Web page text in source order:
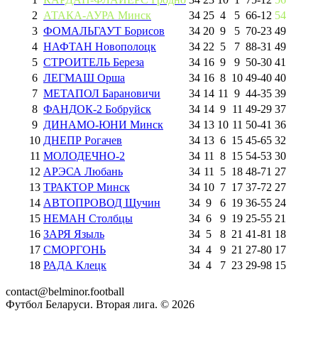
2 АТАКА-АУРА Минск 34 25 4 5 66-12 54
3 ФОМАЛЬГАУТ Борисов 34 20 9 5 70-23 49
4 НАФТАН Новополоцк 34 22 5 7 88-31 49
5 СТРОИТЕЛЬ Береза 34 16 9 9 50-30 41
6 ЛЕГМАШ Орша 34 16 8 10 49-40 40
7 МЕТАПОЛ Барановичи 34 14 11 9 44-35 39
8 ФАНДОК-2 Бобруйск 34 14 9 11 49-29 37
9 ДИНАМО-ЮНИ Минск 34 13 10 11 50-41 36
10 ДНЕПР Рогачев 34 13 6 15 45-65 32
11 МОЛОДЕЧНО-2 34 11 8 15 54-53 30
12 АРЭСА Любань 34 11 5 18 48-71 27
13 ТРАКТОР Минск 34 10 7 17 37-72 27
14 АВТОПРОВОД Щучин 34 9 6 19 36-55 24
15 НЕМАН Столбцы 34 6 9 19 25-55 21
16 ЗАРЯ Языль 34 5 8 21 41-81 18
17 СМОРГОНЬ 34 4 9 21 27-80 17
18 РАДА Клецк 34 4 7 23 29-98 15
contact@belminor.football
Футбол Беларуси. Вторая лига. © 2026